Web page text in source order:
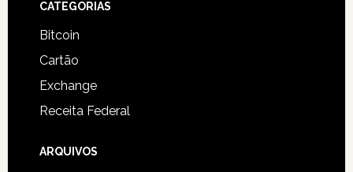
CATEGORIAS
Bitcoin
Cartão
Exchange
Receita Federal
ARQUIVOS